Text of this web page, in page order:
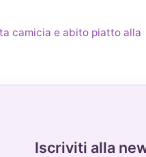
camicia e abito piatto alla
Iscriviti alla